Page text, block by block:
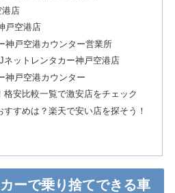
港店
戸空港店
神戸空港カウンター営業所
ネットレンタカー神戸空港店
神戸空港カウンター
格安比較一覧で激安店をチェック
すめは？楽天で安い店を探そう！
ーで乗り捨てできる車